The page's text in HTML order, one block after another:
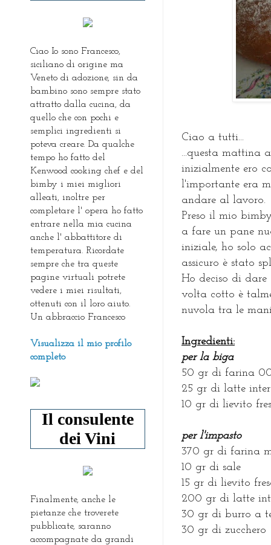
Ciao a tutti...
...questa mattina
inizialmente ero
l'importante era
andare al lavoro.
Preso il mio
a fare un pane
iniziale, ho solo
assicuro è stato
Ho deciso di dare
volta cotto è
nuvola tra le
Ingredienti:
per la biga
50 gr di farina
25 gr di latte
10 gr di lievito
per l'impasto
370 gr di farina
10 gr di sale
15 gr di lievito
200 gr di latte
30 gr di burro a
30 gr di zucchero
Ciao Io sono Francesco,
siciliano di origine ma
Veneto di adozione, sin da
bambino sono sempre stato
attratto dalla cucina, da
quello che con pochi e
semplici ingredienti si
poteva creare. Da qualche
tempo ho fatto del
Kenwood cooking chef e del
bimby i miei migliori
alleati, inoltre per
completare l' opera ho fatto
entrare nella mia cucina
anche l' abbattitore di
temperatura. Ricordate
sempre che tra queste
pagine virtuali potrete
vedere i miei risultati,
ottenuti con il loro aiuto.
Un abbraccio Francesco
Visualizza il mio profilo
completo
Il consulente
dei Vini
Finalmente, anche le
pietanze che troverete
pubblicate, saranno
accompagnate da grandi